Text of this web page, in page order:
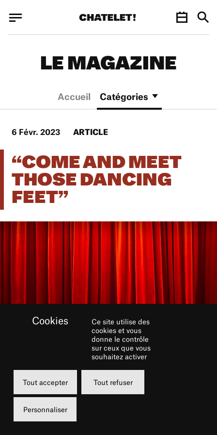
LE MAGAZINE
Accueil Catégories
6 Févr. 2023 ARTICLE
“COME AND MEET
THOSE DANCING
FEET”
CINQ, SIX, SEPT, HUIT !
Ce site utilise des
cookies et vous
donne le contrôle
sur ceux que vous
souhaitez activer
Tout accepter Tout refuser
Personnaliser